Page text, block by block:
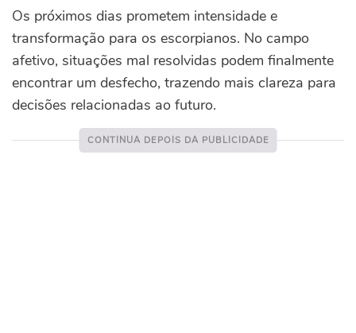
Os próximos dias prometem intensidade e
transformação para os escorpianos. No campo
afetivo, situações mal resolvidas podem finalmente
encontrar um desfecho, trazendo mais clareza para
decisões relacionadas ao futuro.